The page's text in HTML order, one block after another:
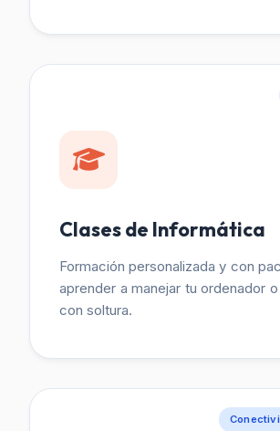
Clases de Informática
Formación personalizada y con
aprender a manejar tu ordenador
con soltura.